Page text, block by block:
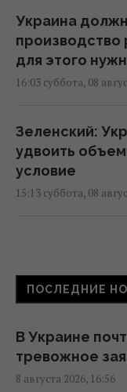
Украина
производство
для этого
16:03 суббота, 08
Зеленский:
удвоить
условие
15:13 суббота, 08
15:04 суббота, 08
Россия
хозяйство и
Forbes
ПОСЛЕДНИЕ
В Украине
тревожное
8 августа 2026, 16:56